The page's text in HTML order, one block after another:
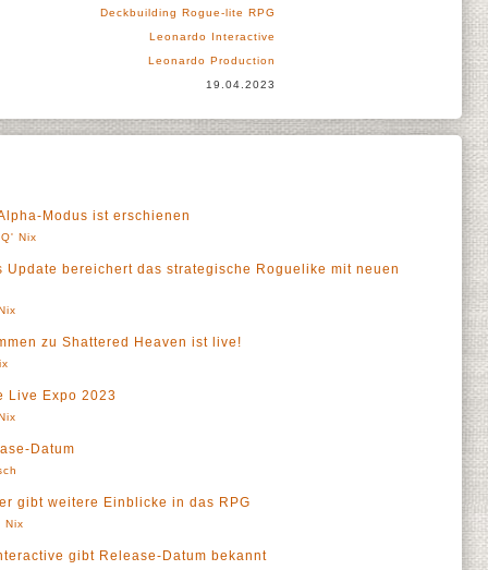
Deckbuilding Rogue-lite RPG
Leonardo Interactive
Leonardo Production
19.04.2023
Modus ist erschienen
Nix
Update bereichert das strategische Roguelike mit neuen
zu Shattered Heaven ist live!
Live Expo 2023
Datum
gibt weitere Einblicke in das RPG
Nix
gibt Release-Datum bekannt